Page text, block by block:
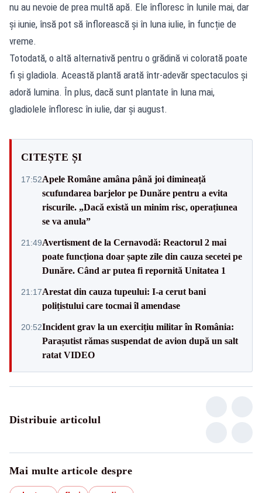
nu au nevoie de prea multă apă. Ele înfloresc în lunile mai, dar
și iunie, însă pot să înflorească și în luna iulie, în funcție de
vreme.
Totodată, o altă alternativă pentru o grădină vi colorată poate
fi și gladiola. Această plantă arată într-adevăr spectaculos și
adoră lumina. În plus, dacă sunt plantate în luna mai,
gladiolele înfloresc în iulie, dar și august.
CITEȘTE ȘI
17:52Apele Române amâna până joi dimineață
scufundarea barjelor pe Dunăre pentru a evita
riscurile. „Dacă există un minim risc, operațiunea
se va anula”
21:49Avertisment de la Cernavodă: Reactorul 2 mai
poate funcționa doar șapte zile din cauza secetei pe
Dunăre. Când ar putea fi repornită Unitatea 1
21:17Arestat din cauza tupeului: I-a cerut bani
polițistului care tocmai îl amendase
20:52Incident grav la un exercițiu militar în România:
Parașutist rămas suspendat de avion după un salt
ratat VIDEO
Distribuie articolul
Mai multe articole despre